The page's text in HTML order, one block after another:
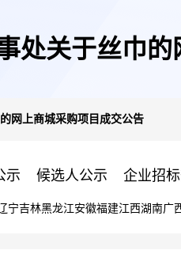
处关于丝巾
网上商城采购项目成交公告
示 候选人公示 企业招
宁吉林黑龙江安徽福建江西湖南广